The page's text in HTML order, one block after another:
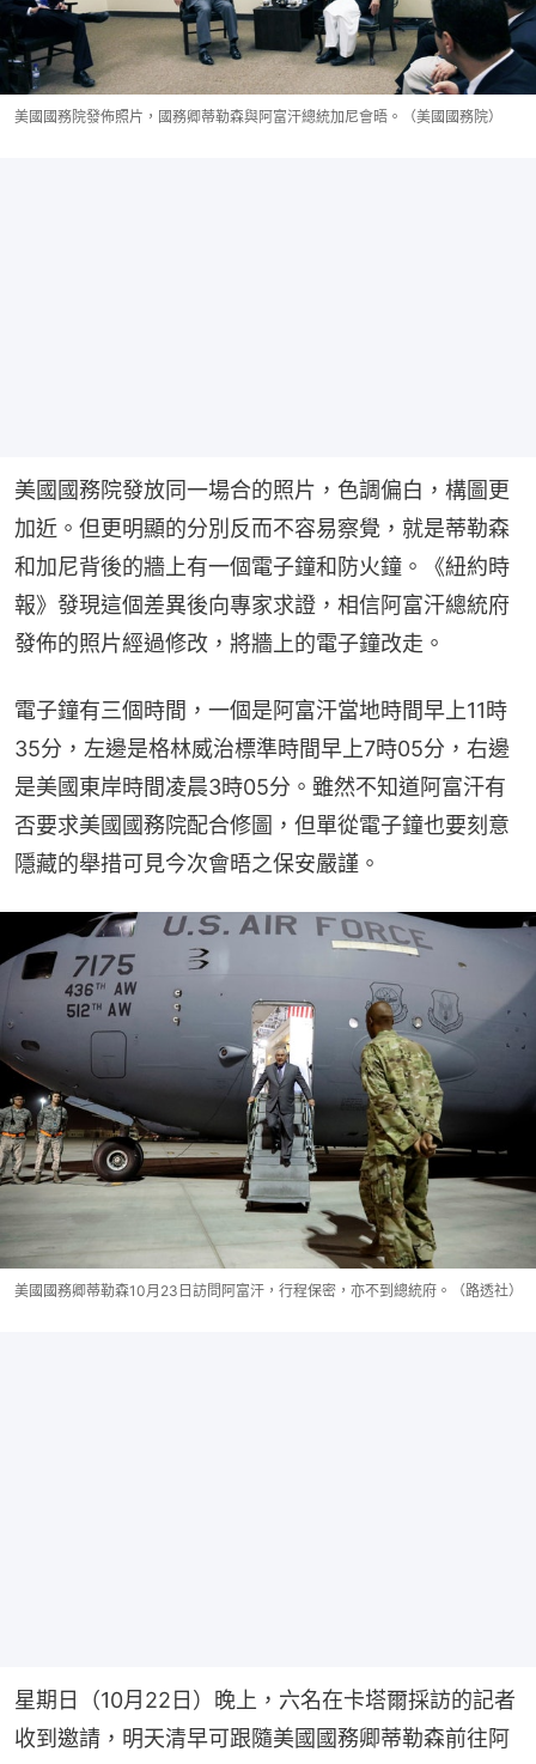
美國國務院發佈照片，國務卿蒂勒森與阿富汗總統加尼會晤。（美國國務院）
美國國務院發放同一場合的照片，色調偏白，構圖更
加近。但更明顯的分別反而不容易察覺，就是蒂勒森
和加尼背後的牆上有一個電子鐘和防火鐘。《紐約時
報》發現這個差異後向專家求證，相信阿富汗總統府
發佈的照片經過修改，將牆上的電子鐘改走。
電子鐘有三個時間，一個是阿富汗當地時間早上11時
35分，左邊是格林威治標準時間早上7時05分，右邊
是美國東岸時間凌晨3時05分。雖然不知道阿富汗有
否要求美國國務院配合修圖，但單從電子鐘也要刻意
隱藏的舉措可見今次會晤之保安嚴謹。
美國國務卿蒂勒森10月23日訪問阿富汗，行程保密，亦不到總統府。（路透社）
星期日（10月22日）晚上，六名在卡塔爾採訪的記者
收到邀請，明天清早可跟隨美國國務卿蒂勒森前往阿